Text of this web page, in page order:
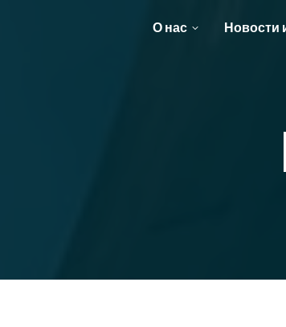
О нас Новости